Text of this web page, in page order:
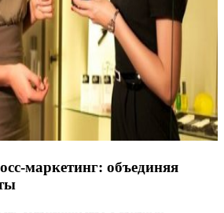
маркетинг: объединяя